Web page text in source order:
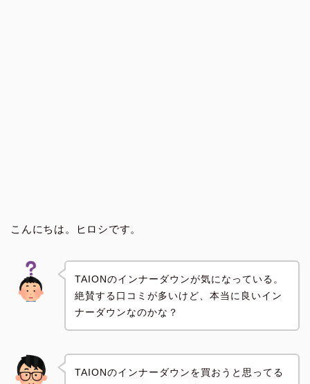
こんにちは。ヒロシです。
TAIONのインナーダウンが気になっている。
絶賛する口コミが多いけど、本当に良いイン
ナーダウンなのかな？
TAIONのインナーダウンを買おうと思ってる